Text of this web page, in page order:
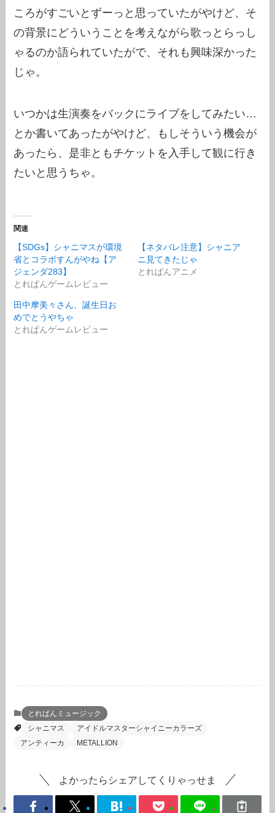
ころがすごいとずーっと思っていたがやけど、そ
の背景にどういうことを考えながら歌っとらっし
ゃるのか語られていたがで、それも興味深かった
じゃ。
いつかは生演奏をバックにライブをしてみたい…
とか書いてあったがやけど、もしそういう機会が
あったら、是非ともチケットを入手して観に行き
たいと思うちゃ。
関連
【SDGs】シャニマスが環境
省とコラボすんがやね【ア
ジェンダ283】
とれぱんゲームレビュー
【ネタバレ注意】シャニア
ニ見てきたじゃ
とれぱんアニメ
田中摩美々さん、誕生日お
めでとうやちゃ
とれぱんゲームレビュー
とれぱんミュージック
シャニマス
アイドルマスターシャイニーカラーズ
アンティーカ
METALLION
よかったらシェアしてくりゃっせま